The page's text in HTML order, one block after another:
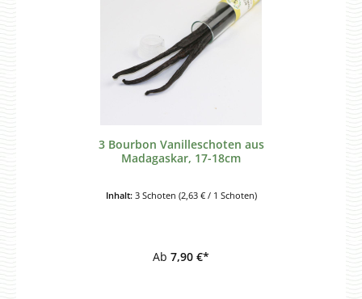
3 Bourbon Vanilleschoten aus
Madagaskar, 17-18cm
Inhalt: 3 Schoten (2,63 € / 1 Schoten)
Ab 7,90 €*